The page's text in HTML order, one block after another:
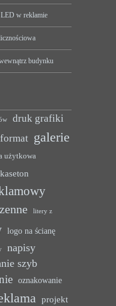
w reklamie
budynku
druk grafiki
galerie
użytkowa
kaseton
litery z
logo na ścianę
napisy
szyb
oznakowanie
projekt